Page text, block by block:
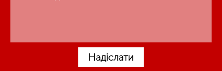
Надіслати